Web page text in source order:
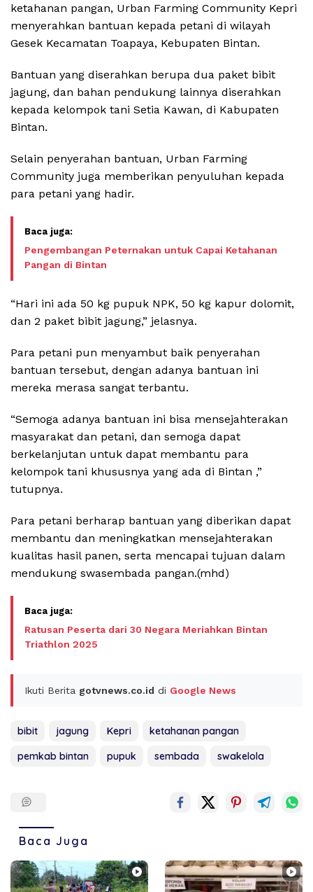
ketahanan pangan, Urban Farming Community Kepri
menyerahkan bantuan kepada petani di wilayah
Gesek Kecamatan Toapaya, Kebupaten Bintan.
Bantuan yang diserahkan berupa dua paket bibit
jagung, dan bahan pendukung lainnya diserahkan
kepada kelompok tani Setia Kawan, di Kabupaten
Bintan.
Selain penyerahan bantuan, Urban Farming
Community juga memberikan penyuluhan kepada
para petani yang hadir.
Pengembangan Peternakan untuk Capai Ketahanan
Pangan di Bintan
“Hari ini ada 50 kg pupuk NPK, 50 kg kapur dolomit,
dan 2 paket bibit jagung,” jelasnya.
Para petani pun menyambut baik penyerahan
bantuan tersebut, dengan adanya bantuan ini
mereka merasa sangat terbantu.
“Semoga adanya bantuan ini bisa mensejahterakan
masyarakat dan petani, dan semoga dapat
berkelanjutan untuk dapat membantu para
kelompok tani khususnya yang ada di Bintan ,”
tutupnya.
Para petani berharap bantuan yang diberikan dapat
membantu dan meningkatkan mensejahterakan
kualitas hasil panen, serta mencapai tujuan dalam
mendukung swasembada pangan.(mhd)
Ratusan Peserta dari 30 Negara Meriahkan Bintan
Triathlon 2025
Ikuti Berita gotvnews.co.id di Google News
bibit jagung Kepri
ketahanan pangan
pemkab bintan
pupuk sembada swakelola
Baca Juga